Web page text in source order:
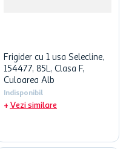
Frigider cu 1 usa Selecline,
154477, 85L, Clasa F,
Culoarea Alb
Indisponibil
Vezi similare